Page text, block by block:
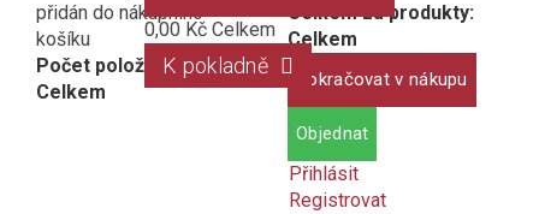
0,00 Kč Celkem
K pokladně
přidán do nákupního
košíku
Počet položek:
Celkem
Celkem za produkty:
Celkem
Pokračovat v nákupu
Objednat
Přihlásit
Registrovat